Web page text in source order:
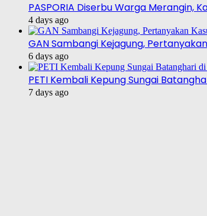
PASPORIA Diserbu Warga Merangin,
4 days ago
GAN Sambangi Kejagung,
6 days ago
PETI Kembali Kepung Sungai
7 days ago